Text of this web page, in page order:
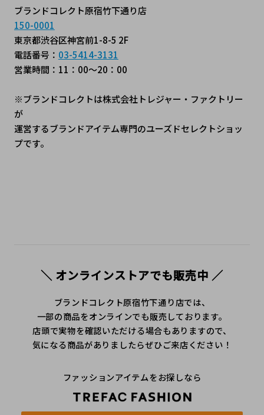
ブランドコレクト原宿竹下通り店
150-0001
東京都渋谷区神宮前1-8-5 2F
電話番号： 03-5414-3131
営業時間：11：00～20：00
※ブランドコレクトは株式会社トレジャー・ファクトリー
が
運営するブランドアイテム専門のユーズドセレクトショッ
プです。
＼ オンラインストアでも販売中 ／
ブランドコレクト原宿竹下通り店では、
一部の商品をオンラインでも販売しております。
店頭で実物を確認いただける場合もありますので、
気になる商品がありましたらぜひご来店ください！
ファッションアイテムをお探しなら